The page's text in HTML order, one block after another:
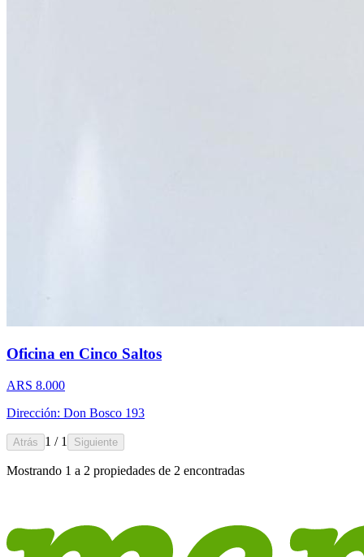
Oficina en Cinco Saltos
ARS 8.000
Dirección: Don Bosco 193
Atrás 1 / 1 Siguiente
Mostrando 1 a 2 propiedades de 2 encontradas